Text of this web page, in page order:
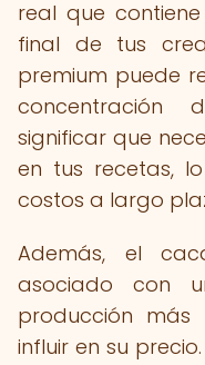
real que
final de tus
premium puede
significar que
en tus recetas,
costos a largo
Además, el
asociado con
producción
influir en su